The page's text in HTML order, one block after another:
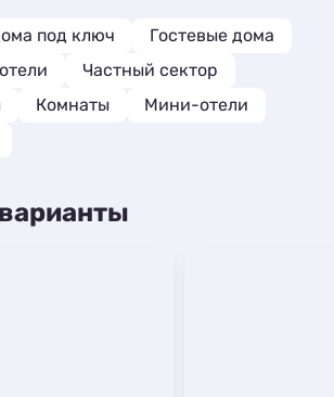
под ключ
Гостевые дома
Частный сектор
Комнаты
Мини-отели